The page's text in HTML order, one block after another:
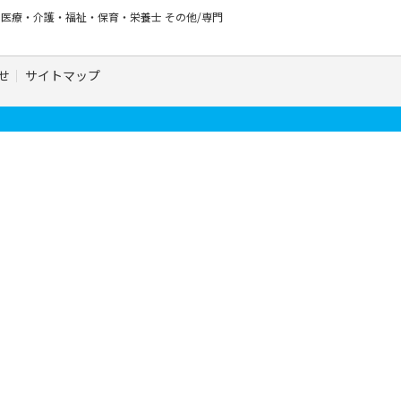
医療・介護・福祉・保育・栄養士 その他/専門
サイトマップ